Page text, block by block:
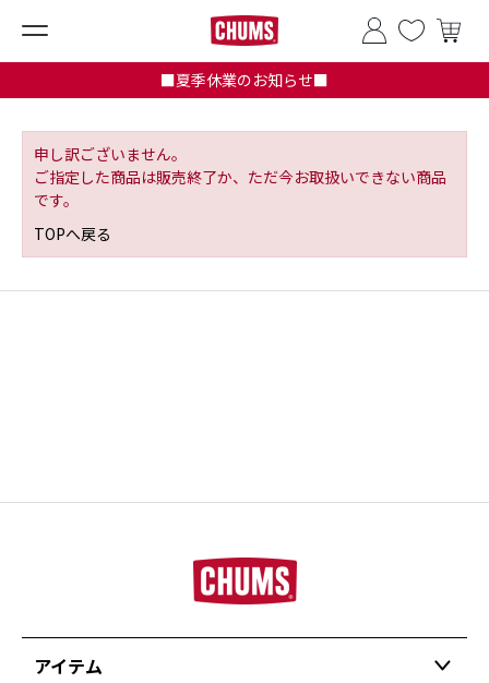
■夏季休業のお知らせ■
申し訳ございません。
ご指定した商品は販売終了か、ただ今お取扱いできない商品
です。
TOPへ戻る
アイテム